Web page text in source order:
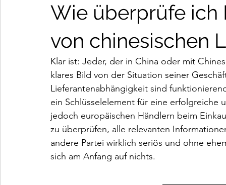
Wie überprüfe ich
von chinesischen
Klar ist: Jeder, der in China oder mit
klares Bild von der Situation seiner
Lieferantenabhängigkeit sind
ein Schlüsselelement für eine
jedoch europäischen Händlern beim
zu überprüfen, alle relevanten
andere Partei wirklich seriös und ohne
sich am Anfang auf nichts.